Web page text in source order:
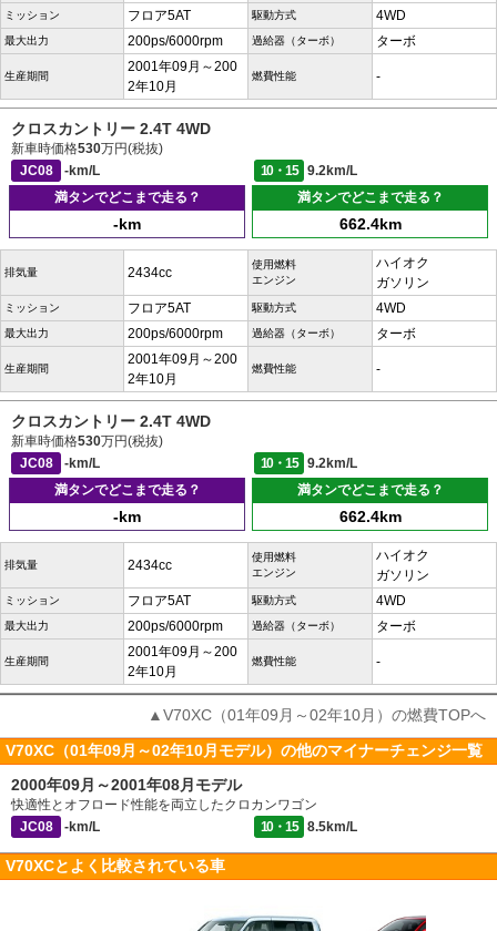
ミッション フロア5AT 駆動方式 4WD
最大出力 200ps/6000rpm 過給器（ターボ） ターボ
生産期間
2001年09月～200
2年10月
燃費性能 -
クロスカントリー 2.4T 4WD
新車時価格530万円(税抜)
JC08
-km/L 10・15
9.2km/L
満タンでどこまで走る？
-km
満タンでどこまで走る？
662.4km
排気量 2434cc
使用燃料
エンジン
ハイオク
ガソリン
ミッション フロア5AT 駆動方式 4WD
最大出力 200ps/6000rpm 過給器（ターボ） ターボ
生産期間
2001年09月～200
2年10月
燃費性能 -
クロスカントリー 2.4T 4WD
新車時価格530万円(税抜)
JC08
-km/L 10・15
9.2km/L
満タンでどこまで走る？
-km
満タンでどこまで走る？
662.4km
排気量 2434cc
使用燃料
エンジン
ハイオク
ガソリン
ミッション フロア5AT 駆動方式 4WD
最大出力 200ps/6000rpm 過給器（ターボ） ターボ
生産期間
2001年09月～200
2年10月
燃費性能 -
▲V70XC（01年09月～02年10月）の燃費TOPへ
V70XC（01年09月～02年10月モデル）の他のマイナーチェンジ一覧
2000年09月～2001年08月モデル
快適性とオフロード性能を両立したクロカンワゴン
JC08
-km/L 10・15 8.5km/L
V70XCとよく比較されている車